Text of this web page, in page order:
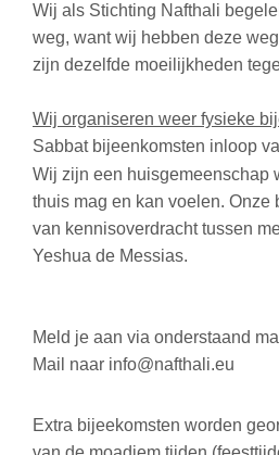
Wij als Stichting Nafthali
weg, want wij hebben deze
zijn dezelfde moeilijkheden
Wij organiseren weer fysieke
Sabbat bijeenkomsten inloop
Wij zijn een huisgemeenschap
thuis mag en kan voelen. Onze
van kennisoverdracht tussen
Yeshua de Messias.
Meld je aan via onderstaand
Mail naar info@nafthali.eu
Extra bijeekomsten worden